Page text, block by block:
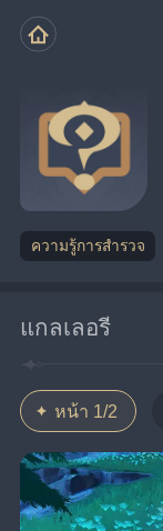
ความรู้การสำรวจ
แกลเลอรี
หน้า 1/2